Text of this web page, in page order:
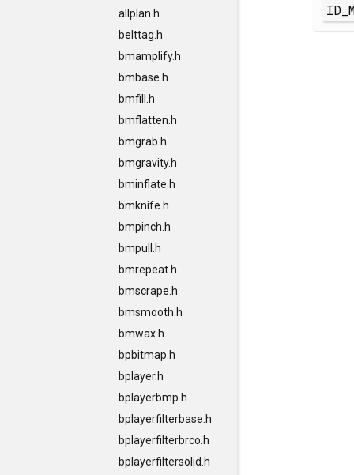
allplan.h
belttag.h
bmamplify.h
bmbase.h
bmfill.h
bmflatten.h
bmgrab.h
bmgravity.h
bminflate.h
bmknife.h
bmpinch.h
bmpull.h
bmrepeat.h
bmscrape.h
bmsmooth.h
bmwax.h
bpbitmap.h
bplayer.h
bplayerbmp.h
bplayerfilterbase.h
bplayerfilterbrco.h
bplayerfiltersolid.h